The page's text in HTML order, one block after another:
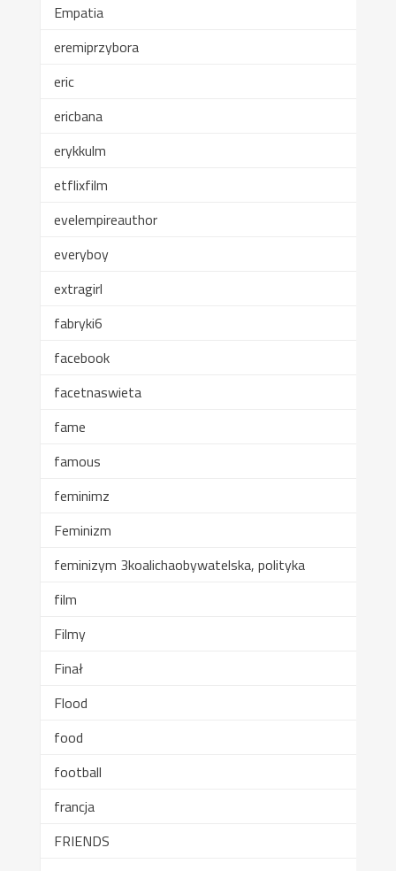
Empatia
eremiprzybora
eric
ericbana
erykkulm
etflixfilm
evelempireauthor
everyboy
extragirl
fabryki6
facebook
facetnaswieta
fame
famous
feminimz
Feminizm
feminizym 3koalichaobywatelska, polityka
film
Filmy
Finał
Flood
food
football
francja
FRIENDS